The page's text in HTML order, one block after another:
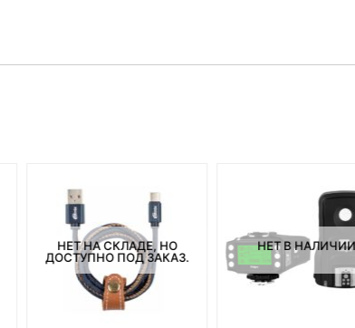
НЕТ НА СКЛАДЕ, НО
ДОСТУПНО ПОД ЗАКАЗ.
НЕТ В